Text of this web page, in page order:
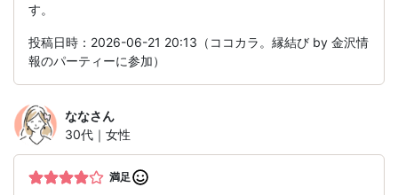
す。
投稿日時：2026-06-21 20:13（ココカラ。縁結び by 金沢情
報のパーティーに参加）
ななさん
30代｜女性
満足